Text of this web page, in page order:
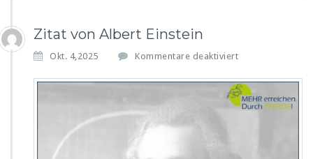
Zitat von Albert Einstein
Okt. 4,2025 Kommentare deaktiviert
r
Z
i